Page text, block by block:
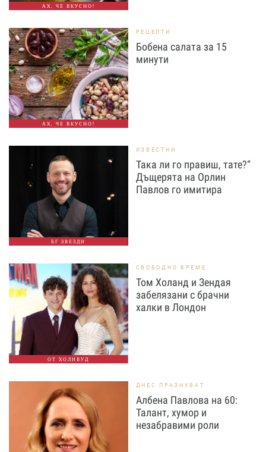
АХ, ЧЕ ВКУСНО!
АХ, ЧЕ ВКУСНО!
РЕЦЕПТИ
Бобена салата за 15
минути
БГ ЗВЕЗДИ
ИЗВЕСТНИ
Така ли го правиш, тате?“
Дъщерята на Орлин
Павлов го имитира
ОТ ХОЛИВУД
СВОБОДНО ВРЕМЕ
Том Холанд и Зендая
забелязани с брачни
халки в Лондон
ДНЕС ПРАЗНУВАТ
Албена Павлова на 60:
Талант, хумор и
незабравими роли